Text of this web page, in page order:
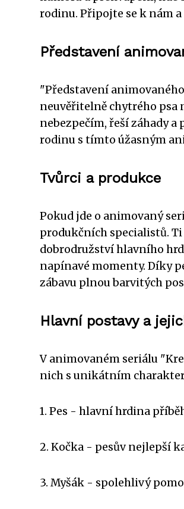
rodinu. Připojte se k nám
Představení
"Představení
neuvěřitelně chytrého psa
nebezpečím, řeší záhady
rodinu s tímto úžasným
Tvůrci a produkce
Pokud jde o animovaný
produkčních specialistů.
dobrodružství hlavního
napínavé momenty. Díky
zábavu plnou barvitých
Hlavní postavy a
V animovaném seriálu
nich s unikátním
1. Pes - hlavní hrdina
2. Kočka - pesův nejlepší
3. Myšák - spolehlivý